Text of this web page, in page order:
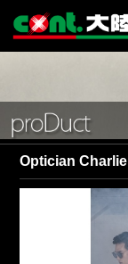
Optician Charlie